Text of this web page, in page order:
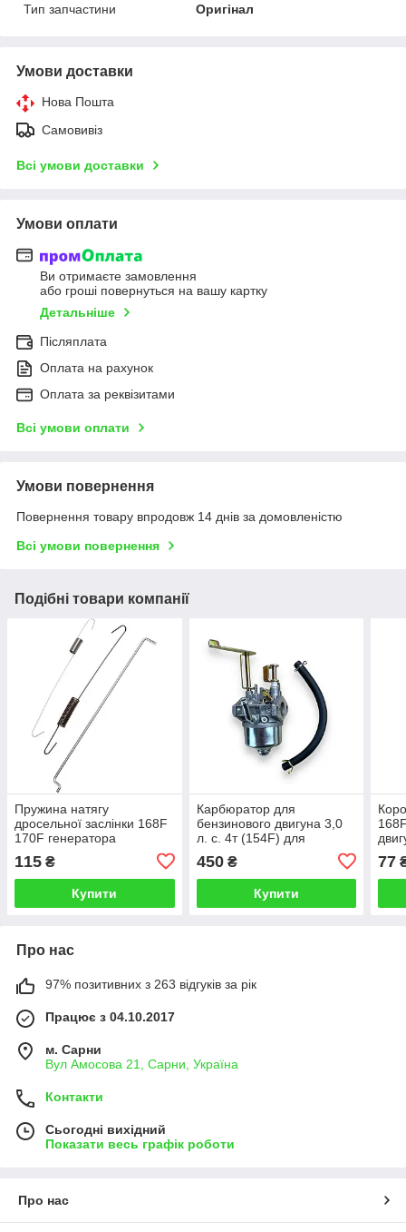
Тип запчастини
Оригінал
Умови доставки
Нова Пошта
Самовивіз
Всі умови доставки
Умови оплати
Ви отримаєте замовлення
або гроші повернуться на вашу картку
Детальніше
Післяплата
Оплата на рахунок
Оплата за реквізитами
Всі умови оплати
Умови повернення
Повернення товару впродовж 14 днів за домовленістю
Всі умови повернення
Подібні товари компанії
Пружина натягу
дросельної заслінки 168F
170F генератора
6кс-7кс (к-т 3шт)
115 ₴
Купити
Карбюратор для
бензинового двигуна 3,0
л. с. 4т (154F) для
450₴
Купити
77
Про нас
97% позитивних з 263 відгуків за рік
Працює з 04.10.2017
м. Сарни
Вул Амосова 21, Сарни, Україна
Контакти
Сьогодні вихідний
Показати весь графік роботи
Про нас